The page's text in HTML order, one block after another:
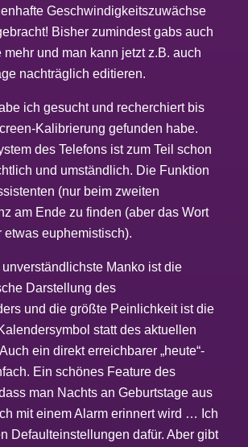
Geschwindigkeitszuwächse
Bisher zumindest gabs auch
mehr und man kann jetzt z.B. auch
nachträglich editieren.
ich gesucht und recherchiert bis
Kalibrierung gefunden habe.
des Telefons ist zum Teil schon
und umständlich. Die Funktion
(nur beim zweiten
am Ende zu finden (aber das Wort
etwas euphemistisch).
Manko ist die
Darstellung des
und die größte Peinlichkeit ist die
statt des aktuellen
ein direkt erreichbarer „heute“-
Ein schönes Feature des
man Nachts an Geburtstage aus
mit einem Alarm erinnert wird … Ich
Defaulteinstellungen dafür. Aber gibt